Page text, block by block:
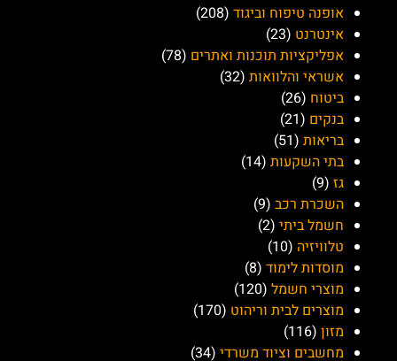
אופנה טיפוח וביגוד (208)
אינטרנט (23)
אפליקציות תוכנות ואתרים (78)
אשראי והלוואות (32)
ביטוח (26)
בנקים (21)
בריאות (51)
בתי השקעות (14)
גז (9)
השכרת רכב (9)
חשמל ביתי (2)
טלוויזיה (10)
מוסדות לימוד (8)
מוצרי חשמל (120)
מוצרים לבית וריהוט (170)
מזון (116)
מחשבים וציוד משרדי (34)